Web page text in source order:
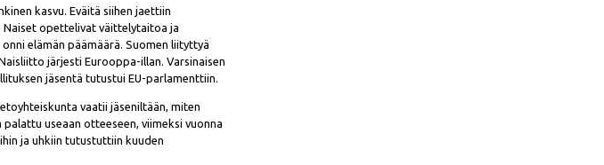
kasvu. Eväitä siihen jaettiin
Naiset opettelivat väittelytaitoa ja
elämän päämäärä. Suomen liityttyä
järjesti Eurooppa-illan. Varsinaisen
jäsentä tutustui EU-parlamenttiin.
vaatii jäseniltään, miten
useaan otteeseen, viimeksi vuonna
ja uhkiin tutustuttiin kuuden